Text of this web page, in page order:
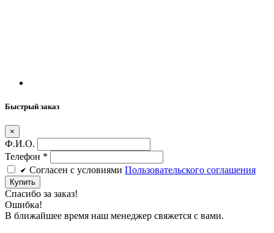
Быстрый заказ
×
Ф.И.О.
Телефон *
Cогласен c условиями Пользовательского соглашения
Купить
Спасибо за заказ!
Ошибка!
В ближайшее время наш менеджер свяжется с вами.